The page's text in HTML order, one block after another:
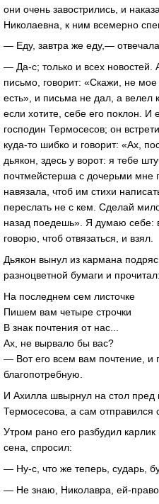
они очень завострились, и
Николаевна, к ним всемерно
— Еду, завтра же еду,—
— Да-с; только и всех новостей.
письмо, говорит: «Скажи, не мое
есть», и письма не дал, а велел
если хотите, себе его поклон.
господин Термосесов; он
куда-то шибко и говорит: «Ах,
дьякон, здесь у ворот: я тебе
почтмейстерша с дочерьми мне
навязала, чтоб им стихи
переслать не с кем. Сделай
назад поедешь». Я думаю себе:
говорю, чтоб отвязаться, и взял.
Дьякон вынул из кармана
разноцветной бумаги и прочитал:
На последнем сем листочке
Пишем вам четыре строчки
В знак почтения от нас...
Ах, не вырвало бы вас?
— Вот его всем вам почтение, и
благопотребную.
И Ахилла швырнул на стол пред
Термосесова, а сам отправился
Утром рано его разбудил
сена, спросил:
— Ну-с, что же теперь, сударь,
— Не знаю, Николавра, ей-